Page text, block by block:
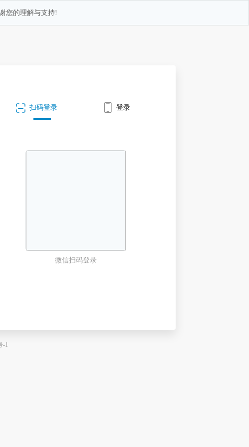
您的理解与支持!
扫码登录 登录
微信扫码登录
-1